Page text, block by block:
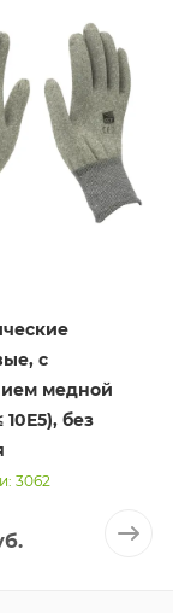
с
медной
10Е5), без
3062